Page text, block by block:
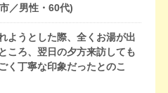
／男性・60代)
ようとした際、全くお湯が出
ころ、翌日の夕方来訪しても
く丁寧な印象だったとのこ